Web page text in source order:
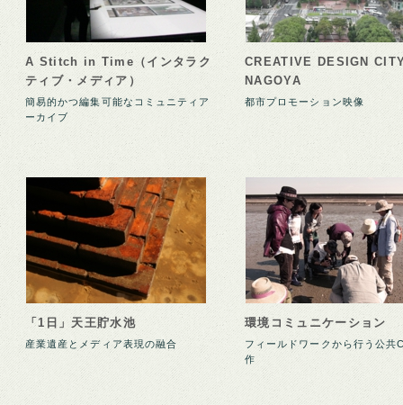
A Stitch in Time（インタラク
ティブ・メディア）
簡易的かつ編集可能なコミュニティア
ーカイブ
CREATIVE DESIGN
NAGOYA
都市プロモーション映像
「1日」天王貯水池
産業遺産とメディア表現の融合
環境コミュニケーション
フィールドワークから行う公共
作